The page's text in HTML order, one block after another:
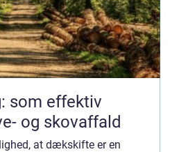
som effektiv
og skovaffald
at dækskifte er en